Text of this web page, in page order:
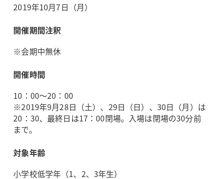
2019年10月7日（月）
開催期間注釈
※会期中無休
開催時間
10：00～20：00
※2019年9月28日（土）、29日（日）、30日（月）は
20：30、最終日は17：00閉場。入場は閉場の30分前
まで。
対象年齢
小学校低学年（1、2、3年生）